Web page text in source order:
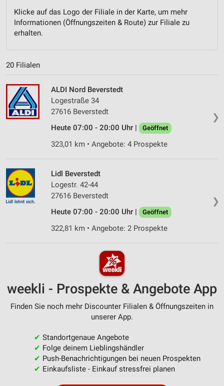
Klicke auf das Logo der Filiale in der Karte, um mehr
Informationen (Öffnungszeiten & Route) zur Filiale zu
erhalten.
20 Filialen
❯
ALDI Nord Beverstedt
Logestraße 34
27616 Beverstedt
Heute 07:00 - 20:00 Uhr |
Geöffnet
323,01 km • Angebote: 4 Prospekte
❯
Lidl Beverstedt
Logestr. 42-44
27616 Beverstedt
Heute 07:00 - 20:00 Uhr |
Geöffnet
322,81 km • Angebote: 2 Prospekte
weekli - Prospekte & Angebote App
Finden Sie noch mehr Discounter Filialen & Öffnungszeiten in
unserer App.
✔ Standortgenaue Angebote
✔ Folge deinem Lieblingshändler
✔ Push-Benachrichtigungen bei neuen Prospekten
✔ Einkaufsliste - Einkauf stressfrei planen